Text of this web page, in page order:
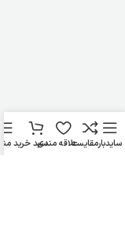
سایدبارمقایسهعلاقه مندیسبد خریدمنو